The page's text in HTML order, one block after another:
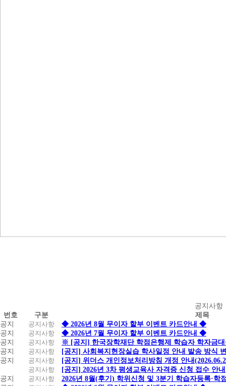
지
사
항
공지사항
번호
구분
제목
공지
공지사항
◆ 2026년 8월 무이자 할부 이벤트 카드안내 ◆
공지
공지사항
◆ 2026년 7월 무이자 할부 이벤트 카드안내 ◆
공지
공지사항
※ [공지] 한국장학재단 학점은행제 학습자 학자금
공지
공지사항
[공지] 사회복지현장실습 학사일정 안내 발송 방식
공지
공지사항
[공지] 위더스 개인정보처리방침 개정 안내
공지사항
[공지] 2026년 3차 평생교육사 자격증 신청 접수 안내
공지
공지사항
2026년 8월(후기) 학위신청 및 3분기 학습자등록·학